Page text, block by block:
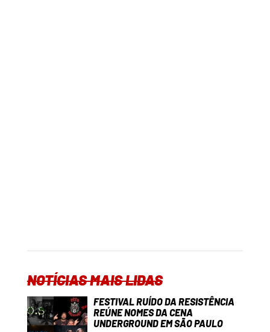
NOTÍCIAS MAIS LIDAS
FESTIVAL RUÍDO DA RESISTÊNCIA
REÚNE NOMES DA CENA
UNDERGROUND EM SÃO PAULO